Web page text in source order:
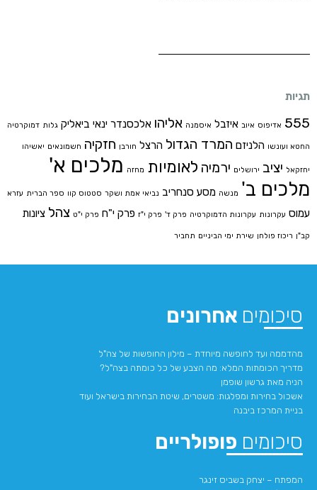
תגיות
555 אדיפוס איוב איזבל איסמנה אליהו אלכסנדר ינאי ביאליק גלות דמוקרטיה
החטא ועונשו הלניזם המרד הגדול הרצל חורבן חזקיה חשמונאים יאשיהו
יחזקאל יציב ירושלים ירמיה לאומיות מחזה מלכים א'
מלכים ב' מנשה מסע סנחריב נביאי אמת ושקר סטטוס קוו ספר הברית עזרא
עמוס עקרונות עקרונות הדמוקרטיה פרק ד' פרק י"ז פרק י"ח פרק י"ט צהל ציונות
קב"ן ריכוז פולחן שירת ימי הביניים תחביר
סיכומים אחרונים
מהדממה ועד לחופשה מיוחדת – מילון החופשות של צה"ל
מדריך הכומתות המלא: מה הצבע של כל כומתה בצה"ל?
הניה מאת גרשון שופמן
אשכול בחירות ומפלגות: משטרים, שיטת הבחירות בישראל ועוד
בניית המרכז ביבנה
סיכומים פופולריים
המפתח – יצחק בשביס זינגר